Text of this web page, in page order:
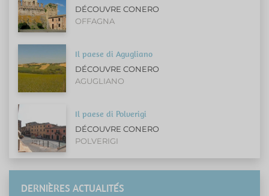
DÉCOUVRE CONERO
OFFAGNA
Il paese di Agugliano
DÉCOUVRE CONERO
AGUGLIANO
Il paese di Polverigi
DÉCOUVRE CONERO
POLVERIGI
DERNIÈRES ACTUALITÉS